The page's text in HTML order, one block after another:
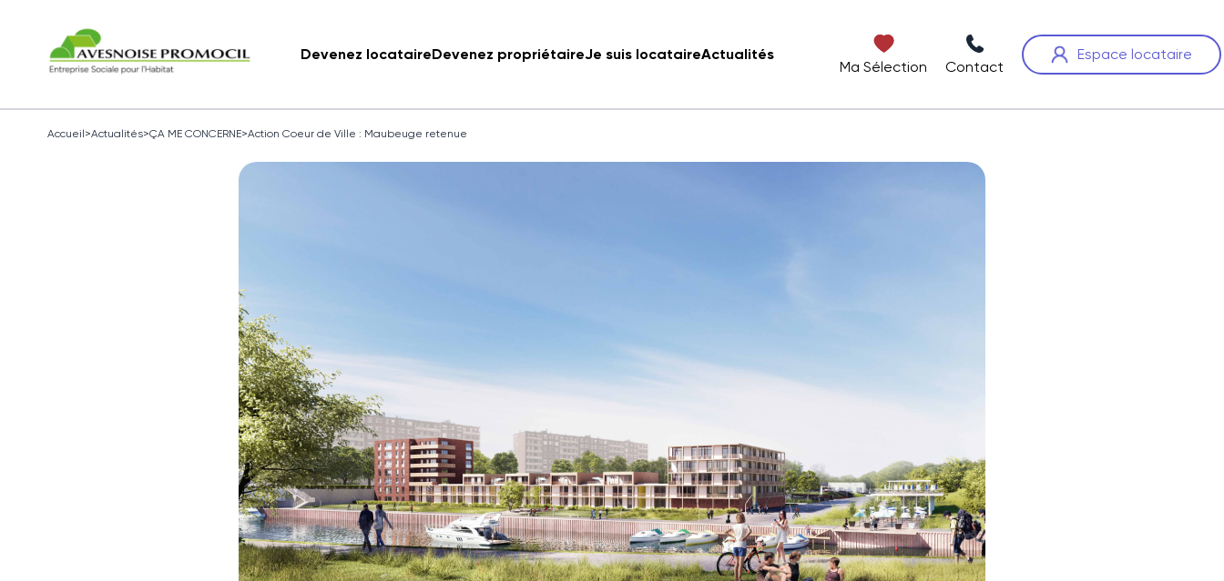
Devenez locataireDevenez propriétaireJe suis locataireActualités
Ma Sélection Contact
Espace locataire
Accueil>Actualités>ÇA ME CONCERNE>Action Coeur de Ville : Maubeuge retenue